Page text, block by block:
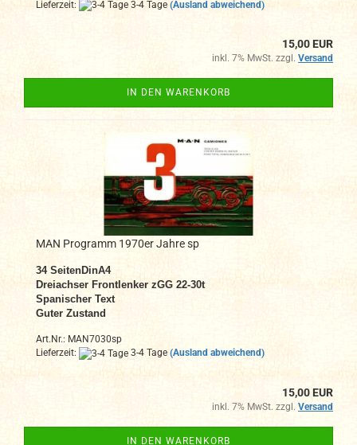
Lieferzeit:
3-4 Tage (Ausland abweichend)
15,00 EUR
inkl. 7% MwSt. zzgl. Versand
IN DEN WARENKORB
MAN Programm 1970er Jahre sp
34 SeitenDinA4
Dreiachser Frontlenker zGG 22-30t
Spanischer Text
Guter Zustand
Art.Nr.: MAN7030sp
Lieferzeit:
3-4 Tage (Ausland abweichend)
15,00 EUR
inkl. 7% MwSt. zzgl. Versand
IN DEN WARENKORB